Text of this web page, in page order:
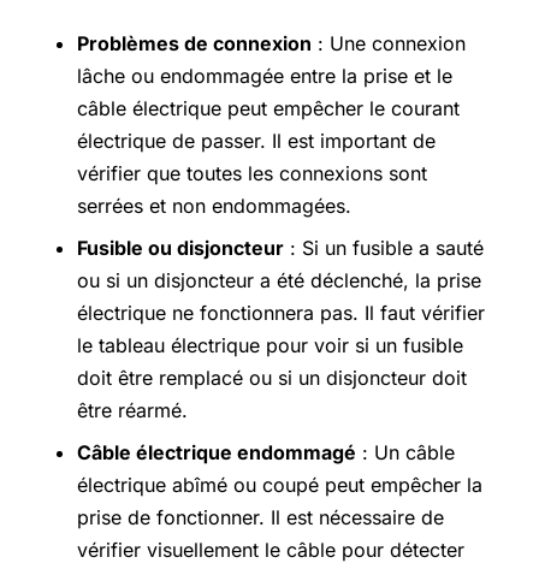
Problèmes de connexion : Une connexion
lâche ou endommagée entre la prise et le
câble électrique peut empêcher le courant
électrique de passer. Il est important de
vérifier que toutes les connexions sont
serrées et non endommagées.
Fusible ou disjoncteur : Si un fusible a sauté
ou si un disjoncteur a été déclenché, la prise
électrique ne fonctionnera pas. Il faut vérifier
le tableau électrique pour voir si un fusible
doit être remplacé ou si un disjoncteur doit
être réarmé.
Câble électrique endommagé : Un câble
électrique abîmé ou coupé peut empêcher la
prise de fonctionner. Il est nécessaire de
vérifier visuellement le câble pour détecter